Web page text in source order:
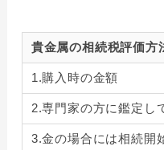
貴金属の相続税評価方
1.購入時の金額
2.専門家の方に鑑定し
3.金の場合には相続開